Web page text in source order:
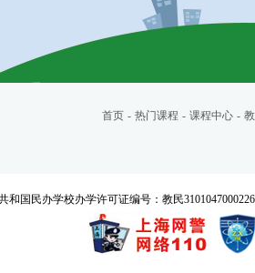
首页 - 热门课程 - 课程中心 -
和国民办学校办学许可证编号：教民